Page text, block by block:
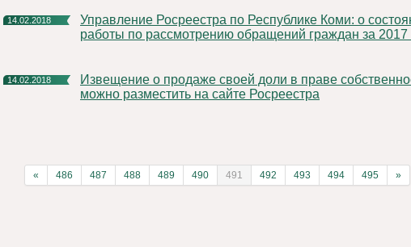
14.02.2018
Управление Росреестра по Республике Коми: о состоянии
работы по рассмотрению обращений граждан за 2017
14.02.2018
Извещение о продаже своей доли в праве собственности
можно разместить на сайте Росреестра
« 486 487 488 489 490 491 492 493 494 495 »